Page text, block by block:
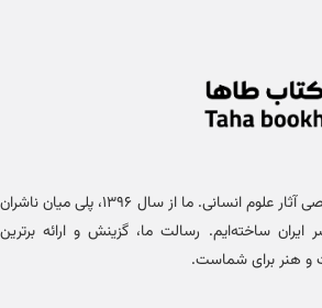
خانه کتاب طاها، مرجع تخصصی آثار علوم انسانی. ما از سال ۱۳۹۶، پلی میان ناشران
ایران ساخته‌ایم. رسالت ما، گزینش و ارائه برترین
و هنر برای شماست.